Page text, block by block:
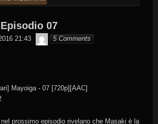
07
21:43 Byakko
5 Comments
prossimo episodio rivelano che Masaki è la